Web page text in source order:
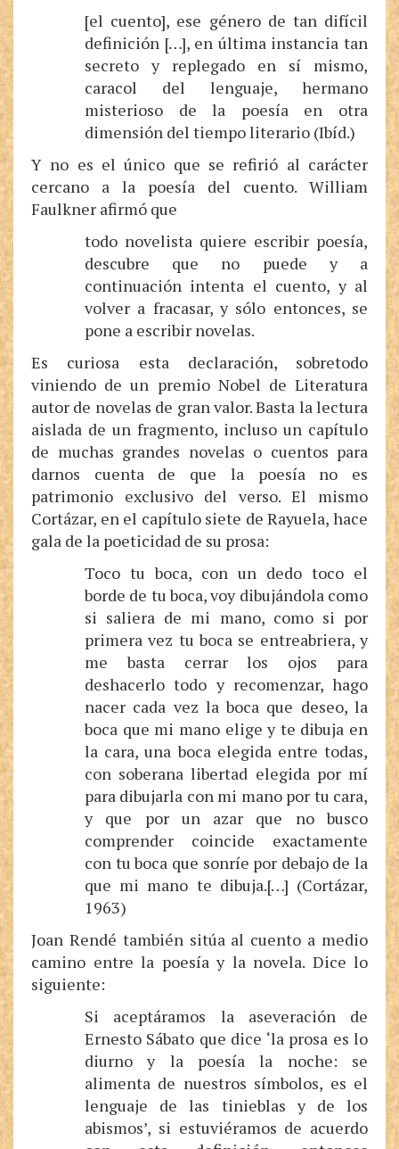
[el cuento], ese género de tan difícil
definición […], en última instancia tan
secreto y replegado en sí mismo,
caracol del lenguaje, hermano
misterioso de la poesía en otra
dimensión del tiempo literario (Ibíd.)
Y no es el único que se refirió al carácter
cercano a la poesía del cuento. William
Faulkner afirmó que
todo novelista quiere escribir poesía,
descubre que no puede y a
continuación intenta el cuento, y al
volver a fracasar, y sólo entonces, se
pone a escribir novelas.
Es curiosa esta declaración, sobretodo
viniendo de un premio Nobel de Literatura
autor de novelas de gran valor. Basta la lectura
aislada de un fragmento, incluso un capítulo
de muchas grandes novelas o cuentos para
darnos cuenta de que la poesía no es
patrimonio exclusivo del verso. El mismo
Cortázar, en el capítulo siete de Rayuela, hace
gala de la poeticidad de su prosa:
Toco tu boca, con un dedo toco el
borde de tu boca, voy dibujándola como
si saliera de mi mano, como si por
primera vez tu boca se entreabriera, y
me basta cerrar los ojos para
deshacerlo todo y recomenzar, hago
nacer cada vez la boca que deseo, la
boca que mi mano elige y te dibuja en
la cara, una boca elegida entre todas,
con soberana libertad elegida por mí
para dibujarla con mi mano por tu cara,
y que por un azar que no busco
comprender coincide exactamente
con tu boca que sonríe por debajo de la
que mi mano te dibuja.[…] (Cortázar,
1963)
Joan Rendé también sitúa al cuento a medio
camino entre la poesía y la novela. Dice lo
siguiente:
Si aceptáramos la aseveración de
Ernesto Sábato que dice ‘la prosa es lo
diurno y la poesía la noche: se
alimenta de nuestros símbolos, es el
lenguaje de las tinieblas y de los
abismos’, si estuviéramos de acuerdo